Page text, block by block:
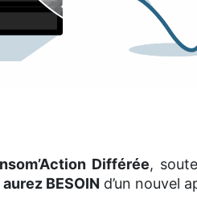
Différée,
BESOIN d’un nouvel